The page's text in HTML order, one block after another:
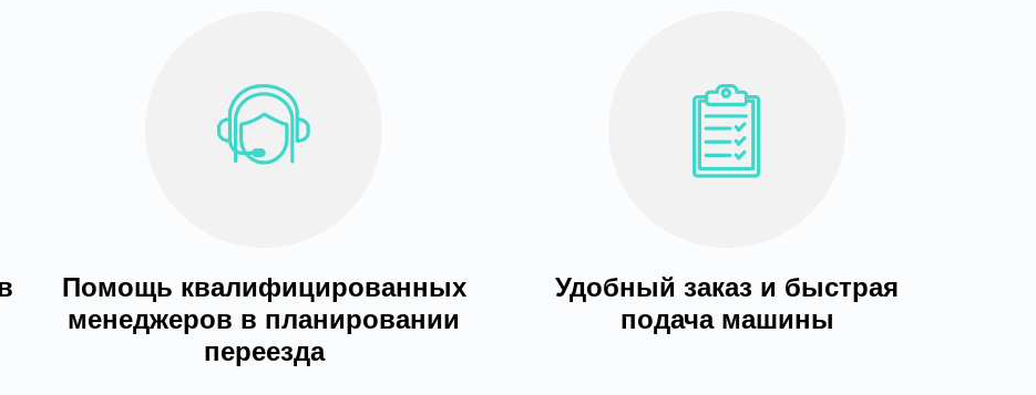
Помощь квалифицированных
менеджеров в планировании
переезда
Удобный заказ и быстрая
подача машины